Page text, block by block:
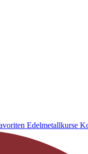
Edelmetallkurse